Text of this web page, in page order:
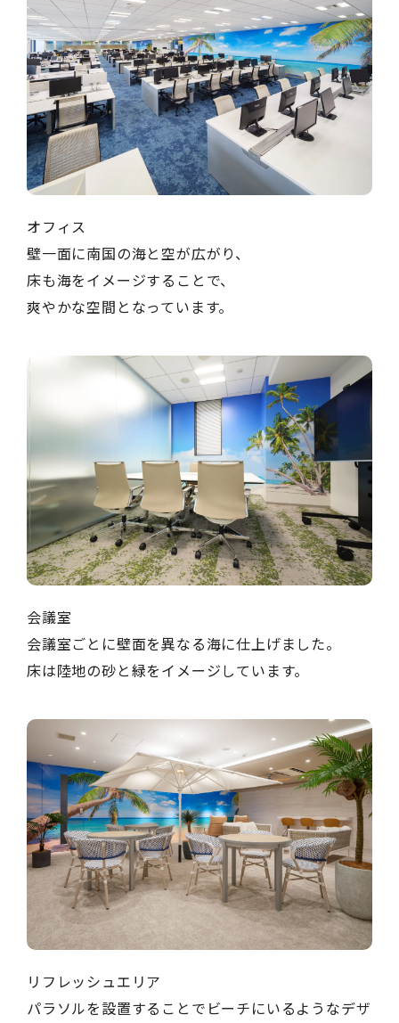
オフィス
壁一面に南国の海と空が広がり、
床も海をイメージすることで、
爽やかな空間となっています。
会議室
会議室ごとに壁面を異なる海に仕上げました。
床は陸地の砂と緑をイメージしています。
リフレッシュエリア
パラソルを設置することでビーチにいるようなデザ